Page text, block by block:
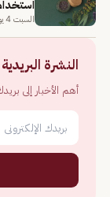
السبت 4 يوليو 2026
النشرة البريدية
أهم الأخبار إلى